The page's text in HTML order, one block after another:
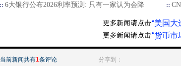
6大银行公布2026利率预测: 只有一家认为会降
“美国大
“货币市
当前新闻共有1条评论 分享到：